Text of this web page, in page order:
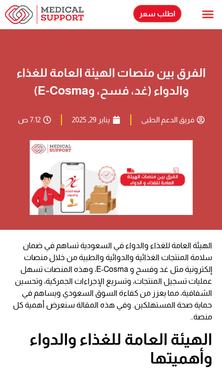
اطلب سعر
الفرق بين منصات الهيئة العامة للغذاء
والدواء (غد، فسح، وE-Cosma)
فريق الدعم الطبى يناير 29, 2025 7:12 ص
الهيئة العامة للغذاء والدواء في السعودية تساهم في ضمان
سلامة المنتجات الغذائية والدوائية والطبية من خلال منصات
إلكترونية مثل غد وفسح و E-Cosma، وهذه المنصات تسهل
عمليات تسجيل المنتجات، وتسريع الإجراءات الجمركية، وتحسين
الشفافية، مما يعزز من كفاءة السوق السعودي ويساهم في
حماية صحة المستهلكين. وفي هذه المقالة سنعرض أهمية كل
منصة..
الهيئة العامة للغذاء والدواء
وأهميتها